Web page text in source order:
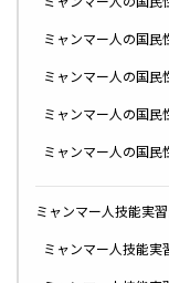
ミャンマー人の国
ミャンマー人の国
ミャンマー人の国
ミャンマー人の国
ミャンマー人技能実
ミャンマー人技能